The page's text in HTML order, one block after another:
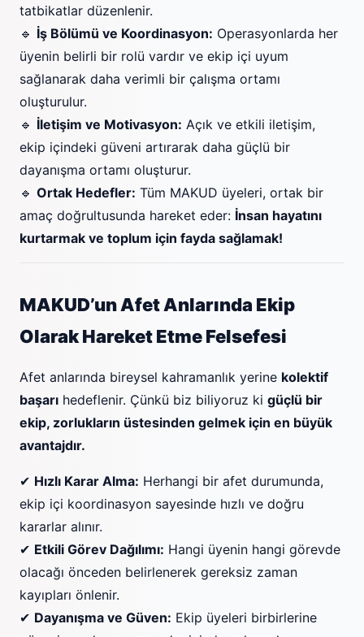
tatbikatlar düzenlenir.
🔹 İş Bölümü ve Koordinasyon: Operasyonlarda her
üyenin belirli bir rolü vardır ve ekip içi uyum
sağlanarak daha verimli bir çalışma ortamı
oluşturulur.
🔹 İletişim ve Motivasyon: Açık ve etkili iletişim,
ekip içindeki güveni artırarak daha güçlü bir
dayanışma ortamı oluşturur.
🔹 Ortak Hedefler: Tüm MAKUD üyeleri, ortak bir
amaç doğrultusunda hareket eder: İnsan hayatını
kurtarmak ve toplum için fayda sağlamak!
MAKUD’un Afet Anlarında Ekip
Olarak Hareket Etme Felsefesi
Afet anlarında bireysel kahramanlık yerine kolektif
başarı hedeflenir. Çünkü biz biliyoruz ki güçlü bir
ekip, zorlukların üstesinden gelmek için en büyük
avantajdır.
✔ Hızlı Karar Alma: Herhangi bir afet durumunda,
ekip içi koordinasyon sayesinde hızlı ve doğru
kararlar alınır.
✔ Etkili Görev Dağılımı: Hangi üyenin hangi görevde
olacağı önceden belirlenerek gereksiz zaman
kayıpları önlenir.
✔ Dayanışma ve Güven: Ekip üyeleri birbirlerine